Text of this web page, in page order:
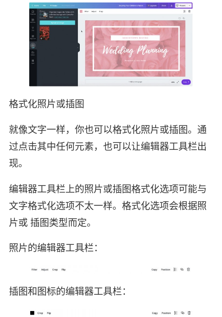
格式化照片或插图
就像文字一样，你也可以格式化照片或插图。通
过点击其中任何元素，也可以让编辑器工具栏出
现。
编辑器工具栏上的照片或插图格式化选项可能与
文字格式化选项不太一样。格式化选项会根据照
片或 插图类型而定。
照片的编辑器工具栏：
插图和图标的编辑器工具栏：